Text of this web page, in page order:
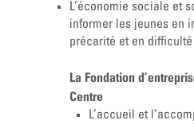
L’économie sociale et
informer les jeunes en
précarité et en
La Fondation
Centre
L’accueil et